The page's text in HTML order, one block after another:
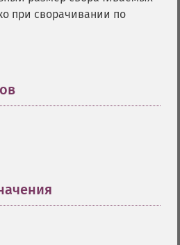
при сворачивании по